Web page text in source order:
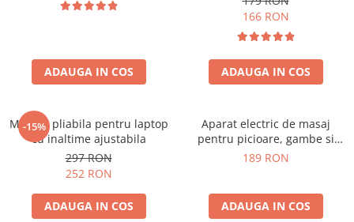
ADAUGA IN COS
166 RON
ADAUGA IN COS
-15%
Masuta pliabila pentru laptop
cu inaltime ajustabila
297 RON
252 RON
ADAUGA IN COS
Aparat electric de masaj
pentru picioare, gambe si
brate
189 RON
ADAUGA IN COS